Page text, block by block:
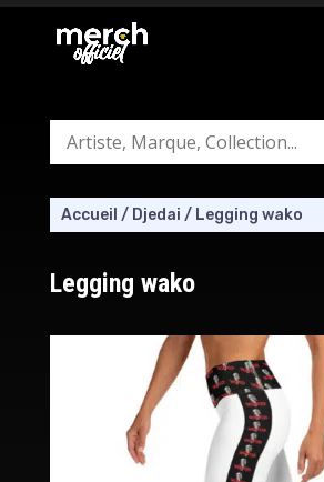
Accueil / Djedai / Legging wako
Legging wako